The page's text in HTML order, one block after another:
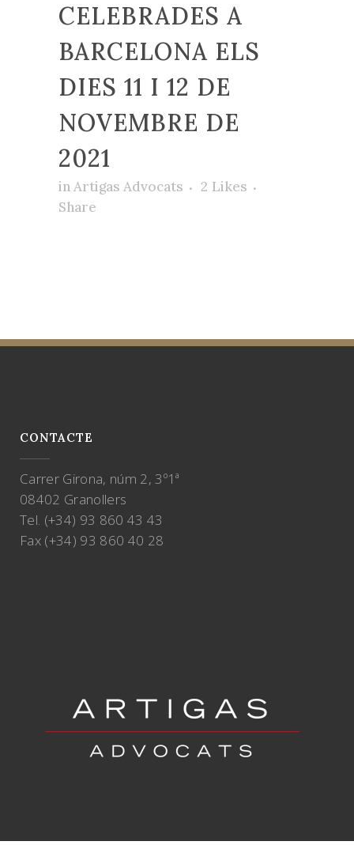
CELEBRADES A
BARCELONA ELS
DIES 11 I 12 DE
NOVEMBRE DE
2021
inArtigas Advocats 2 Likes
Share
CONTACTE
Carrer Girona, núm 2, 3º1ª
08402 Granollers
Tel. (+34) 93 860 43 43
Fax (+34) 93 860 40 28